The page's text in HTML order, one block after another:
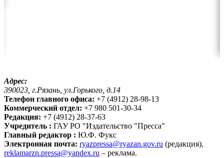
Адрес:
390023, г.Рязань, ул.Горького, д.14
Телефон главного офиса: +7 (4912) 28-98-13
Коммерческий отдел: +7 980 501-30-34
Редакция: +7 (4912) 28-37-63
Учредитель : ГАУ РО "Издательство "Пресса"
Главный редактор : Ю.Ф. Фукс
Электронная почта: ryazpressa@ryazan.gov.ru (редакция),
reklamarzn.pressa@yandex.ru – реклама.